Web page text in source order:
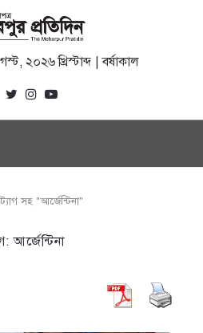
২০২৬ খ্রিস্টাব্দ | বর্ষাকাল
সহ "আর্জেন্টিনা"
আর্জেন্টিনা